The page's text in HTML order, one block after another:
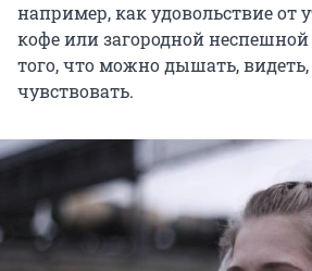
например, как удовольствие от
кофе или загородной
того, что можно дышать,
чувствовать.